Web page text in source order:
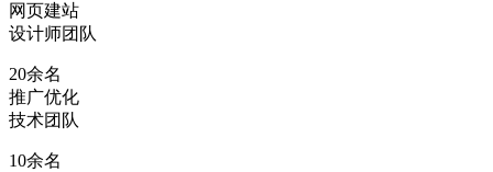
网页建站
设计师团队
20余名
推广优化
技术团队
10余名